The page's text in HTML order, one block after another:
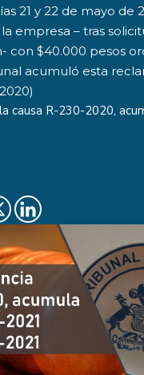
21 y 22 de mayo de
empresa – tras
con $40.000 pesos
acumuló esta
causa R-230-2020,